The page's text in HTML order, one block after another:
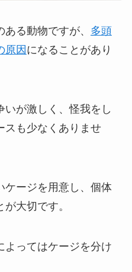
る動物ですが、 多頭
原因 になることがあり
が激しく、怪我をし
スも少なくありませ
ケージを用意し、個体
大切です。
よってはケージを分け